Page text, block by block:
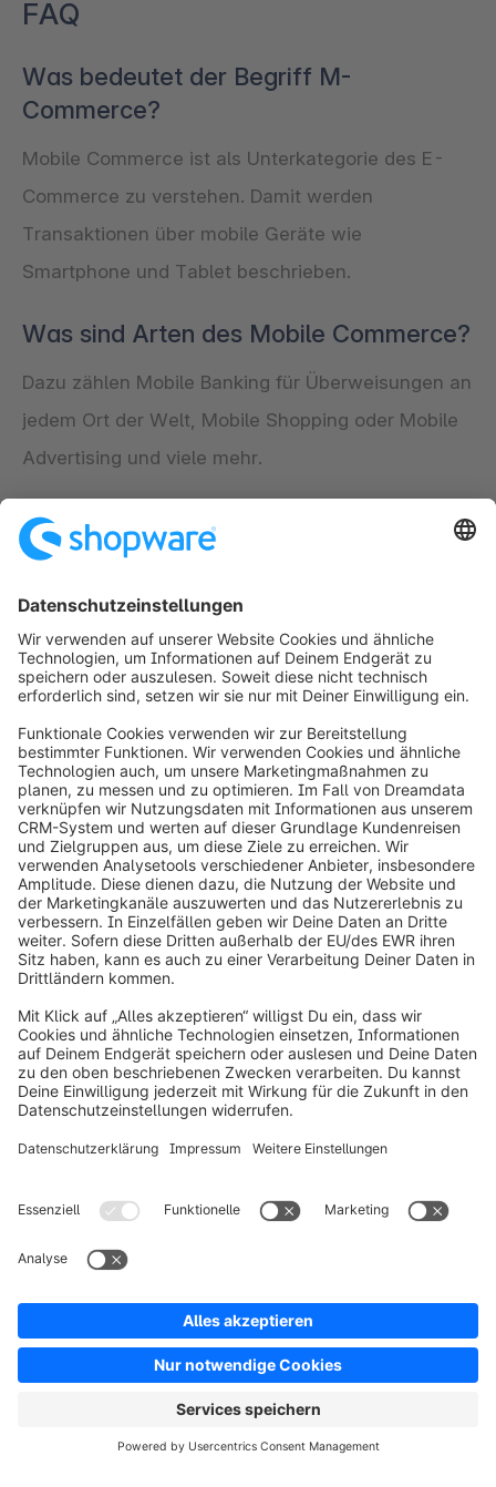
FAQ
Was bedeutet der Begriff M-
Commerce?
Mobile Commerce ist als Unterkategorie des E-
Commerce zu verstehen. Damit werden
Transaktionen über mobile Geräte wie
Smartphone und Tablet beschrieben.
Was sind Arten des Mobile Commerce?
Dazu zählen Mobile Banking für Überweisungen an
jedem Ort der Welt, Mobile Shopping oder Mobile
Advertising und viele mehr.
Was ist der Unterschied zwischen E-
Commerce und M-Commerce?
Der E-Commerce ist die Oberkategorie des M-
Commerce und umfasst den gesamten
elektronischen Handel. Mobile Commerce
über die mobilen Endgeräte.
info@shopware.com
Produkt
Lösungen
Partner
Entwickler
Ressourcen
Copyright © shopware AG - Alle Rechte vorbehalten